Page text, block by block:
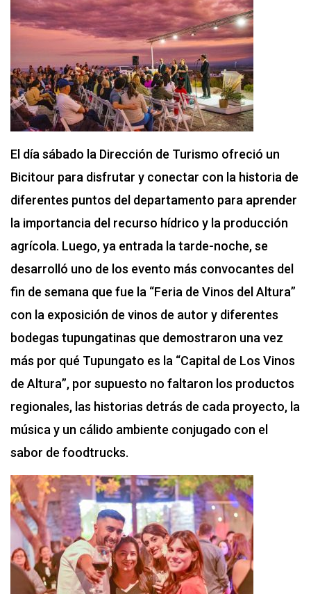
El día sábado la Dirección de Turismo ofreció un
Bicitour para disfrutar y conectar con la historia de
diferentes puntos del departamento para aprender
la importancia del recurso hídrico y la producción
agrícola. Luego, ya entrada la tarde-noche, se
desarrolló uno de los evento más convocantes del
fin de semana que fue la “Feria de Vinos del Altura”
con la exposición de vinos de autor y diferentes
bodegas tupungatinas que demostraron una vez
más por qué Tupungato es la “Capital de Los Vinos
de Altura”, por supuesto no faltaron los productos
regionales, las historias detrás de cada proyecto, la
música y un cálido ambiente conjugado con el
sabor de foodtrucks.